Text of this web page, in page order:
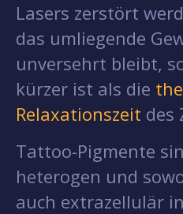
Lasers zerstört
das umliegende
unversehrt bleibt,
kürzer ist als die
Relaxationszeit des
Tattoo-Pigmente
heterogen und
auch extrazellulär